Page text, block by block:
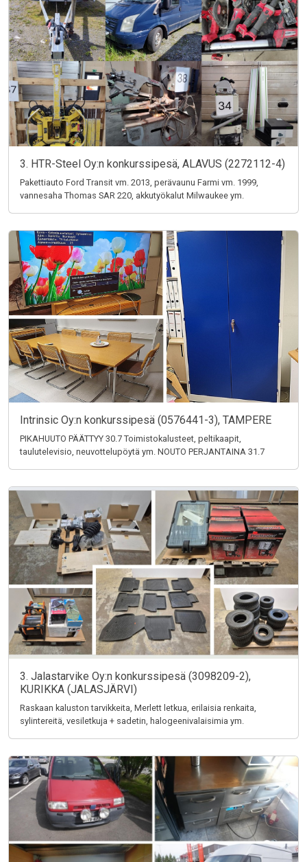
3. HTR-Steel Oy:n konkurssipesä, ALAVUS (2272112-4)
Pakettiauto Ford Transit vm. 2013, perävaunu Farmi vm. 1999,
vannesaha Thomas SAR 220, akkutyökalut Milwaukee ym.
Intrinsic Oy:n konkurssipesä (0576441-3), TAMPERE
PIKAHUUTO PÄÄTTYY 30.7 Toimistokalusteet, peltikaapit,
taulutelevisio, neuvottelupöytä ym. NOUTO PERJANTAINA 31.7
3. Jalastarvike Oy:n konkurssipesä (3098209-2),
KURIKKA (JALASJÄRVI)
Raskaan kaluston tarvikkeita, Merlett letkua, erilaisia renkaita,
sylintereitä, vesiletkuja + sadetin, halogeenivalaisimia ym.